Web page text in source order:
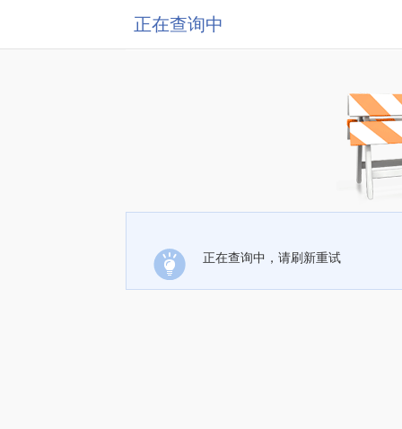
正在查询中
正在查询中，请刷新重试